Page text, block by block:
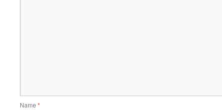
Name *